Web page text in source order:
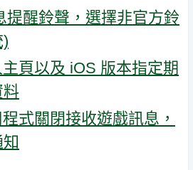
提醒鈴聲，選擇非官方鈴
頁以及 iOS 版本指定期
料
式關閉接收遊戲訊息，